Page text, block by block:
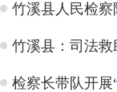
竹溪县人民检察
竹溪县：司法
检察长带队开展